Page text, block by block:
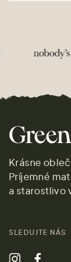
Krásne
Príjemné
a starostlivo
SLEDUJTE NÁS